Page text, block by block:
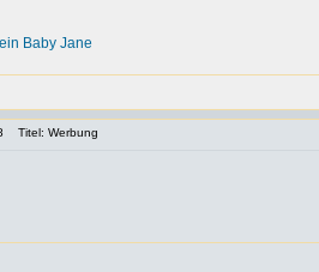
Baby Jane
Titel: Werbung